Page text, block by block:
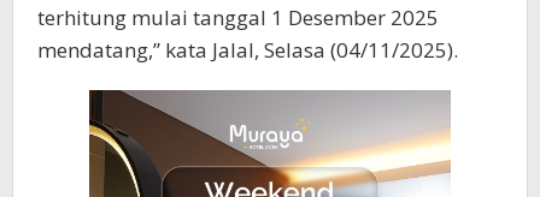
terhitung mulai tanggal 1 Desember 2025
mendatang,” kata Jalal, Selasa (04/11/2025).